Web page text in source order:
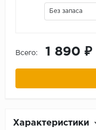
Без запаса
Всего: 1 890 ₽
Характеристики